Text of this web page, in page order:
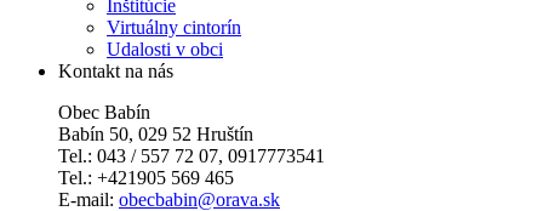
Inštitúcie
Virtuálny cintorín
Udalosti v obci
Kontakt na nás
Obec Babín
Babín 50, 029 52 Hruštín
Tel.: 043 / 557 72 07, 0917773541
Tel.: +421905 569 465
E-mail: obecbabin@orava.sk